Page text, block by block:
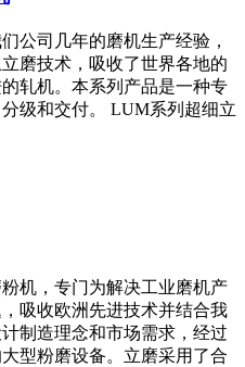
公司几年的磨机生产经验，
磨技术，吸收了世界各地的
轧机。本系列产品是一种专
级和交付。 LUM系列超细立
机，专门为解决工业磨机产
吸收欧洲先进技术并结合我
制造理念和市场需求，经过
型粉磨设备。立磨采用了合